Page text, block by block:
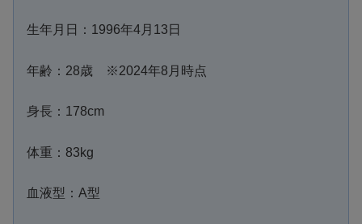
生年月日：1996年4月13日
年齢：28歳 ※2024年8月時点
身長：178cm
体重：83kg
血液型：A型